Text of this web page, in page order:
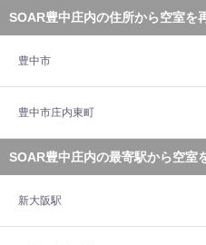
SOAR豊中庄内の住所から空室を
豊中市
豊中市庄内東町
SOAR豊中庄内の最寄駅から空室
新大阪駅